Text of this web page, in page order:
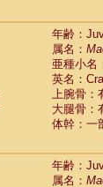
年齢：
属名：
亜種小名
英名：
上腕骨：
大腿骨：
体幹：一
年齢：
属名：